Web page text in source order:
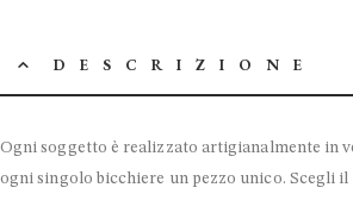
DESCRIZIONE
Ogni soggetto è realizzato artigianalmente in
ogni singolo bicchiere un pezzo unico. Scegli